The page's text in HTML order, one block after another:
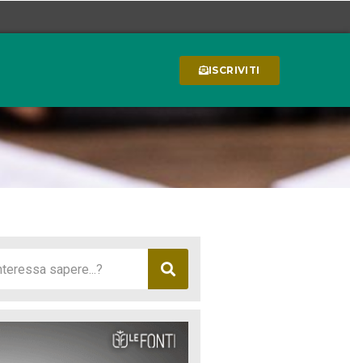
ISCRIVITI